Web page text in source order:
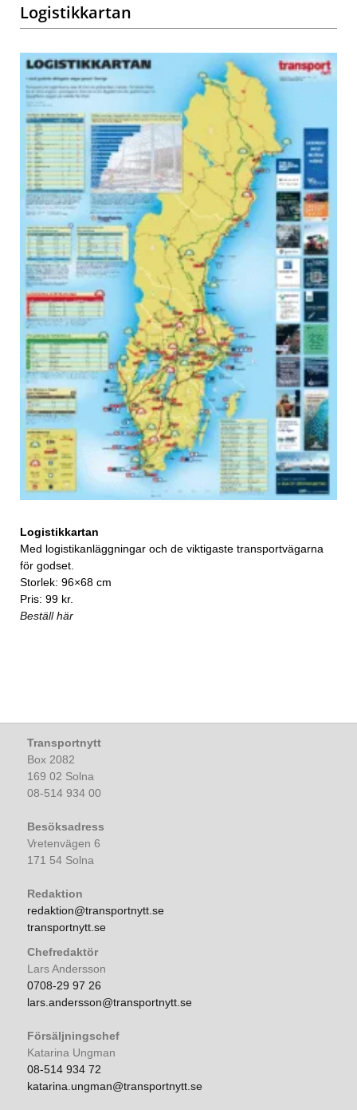
Logistikkartan
Logistikkartan
Med logistikanläggningar och de viktigaste transportvägarna
för godset.
Storlek: 96×68 cm
Pris: 99 kr.
Beställ här
Transportnytt
Box 2082
169 02 Solna
08-514 934 00
Besöksadress
Vretenvägen 6
171 54 Solna
Redaktion
redaktion@transportnytt.se
transportnytt.se
Chefredaktör
Lars Andersson
0708-29 97 26
lars.andersson@transportnytt.se
Försäljningschef
Katarina Ungman
08-514 934 72
katarina.ungman@transportnytt.se